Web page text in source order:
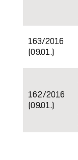
163/2016
(09.01.)
162/2016
(09.01.)